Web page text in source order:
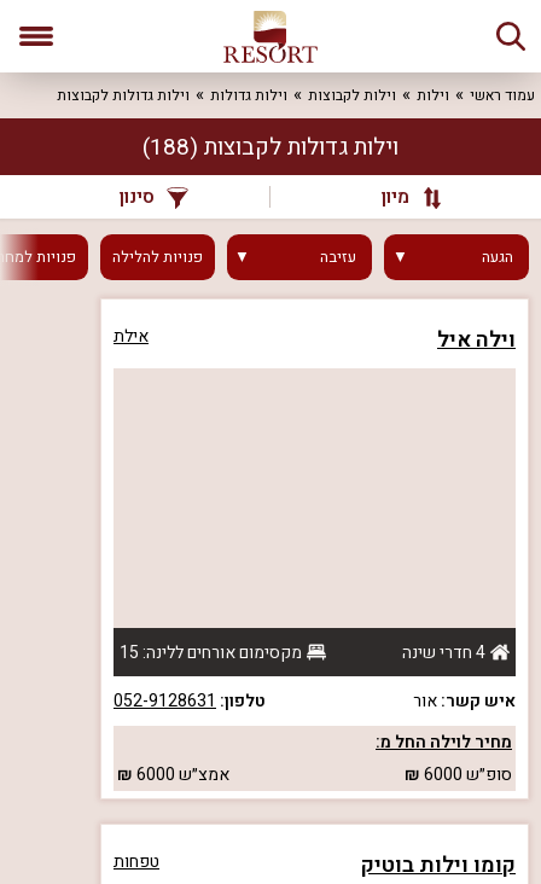
עמוד ראשי וילות וילות לקבוצות וילות גדולות וילות גדולות לקבוצות
וילות גדולות לקבוצות (188)
מיון סינון
הגעה עזיבה פנויותלהלילה פנויות
וילה איל אילת
4 חדרי שינה
מקסימום אורחים ללינה: 15
איש קשר:אור טלפון: 052-9128631
מחיר לוילה החל מ:
סופ״ש6000 אמצ״ש6000
קומו וילות בוטיק טפחות